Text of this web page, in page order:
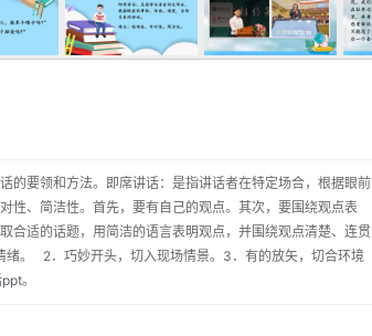
的要领和方法。即席讲话：是指讲话者在特定场合，根据眼前
性、简洁性。首先，要有自己的观点。其次，要围绕观点表
合适的话题，用简洁的语言表明观点，并围绕观点清楚、连贯
绪。 2．巧妙开头，切入现场情景。3．有的放矢，切合环境
ppt。